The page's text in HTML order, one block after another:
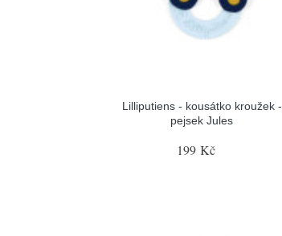
Lilliputiens - kousátko kroužek -
pejsek Jules
199 Kč